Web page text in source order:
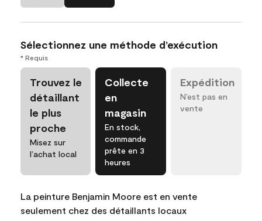
Sélectionnez une méthode d’exécution
* Requis
Trouvez le
détaillant
le plus
proche
Misez sur
l’achat local
Collecte
en
magasin
En stock,
commande
prête en 3
heures
Expédition
N’est pas en
vente
La peinture Benjamin Moore est en vente
seulement chez des détaillants locaux